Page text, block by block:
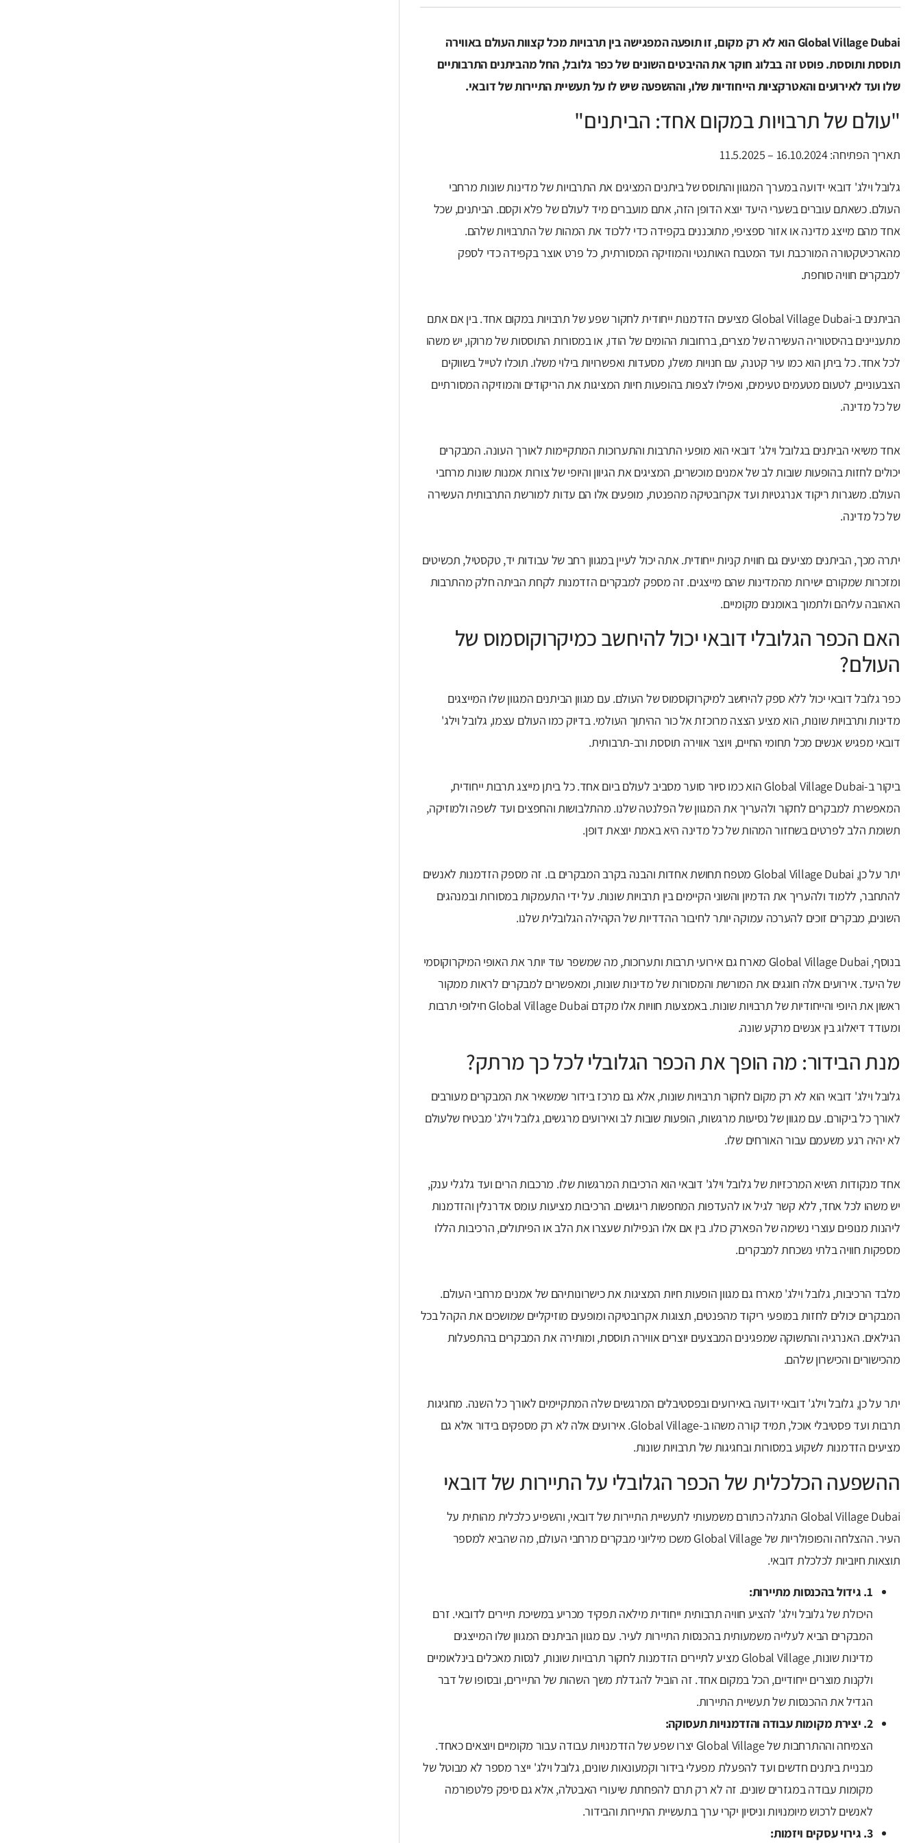
Global Village Dubai הוא לא רק מקום, זו תופעה המפגישה בין תרבויות מכל קצוות העולם באווירה
תוססת ותוססת. פוסט זה בבלוג חוקר את ההיבטים השונים של כפר גלובל, החל מהביתנים התרבותיים
שלו ועד לאירועים והאטרקציות הייחודיות שלו, וההשפעה שיש לו על תעשיית התיירות של דובאי.
"עולם של תרבויות במקום אחד: הביתנים"
תאריך הפתיחה: 16.10.2024 – 11.5.2025
גלובל וילג' דובאי ידועה במערך המגוון והתוסס של ביתנים המציגים את התרבויות של מדינות שונות מרחבי
העולם. כשאתם עוברים בשערי היעד יוצא הדופן הזה, אתם מועברים מיד לעולם של פלא וקסם. הביתנים, שכל
אחד מהם מייצג מדינה או אזור ספציפי, מתוכננים בקפידה כדי ללכוד את המהות של התרבויות שלהם.
מהארכיטקטורה המורכבת ועד המטבח האותנטי והמוזיקה המסורתית, כל פרט אוצר בקפידה כדי לספק
למבקרים חוויה סוחפת.
הביתנים ב-Global Village Dubai מציעים הזדמנות ייחודית לחקור שפע של תרבויות במקום אחד. בין אם אתם
מתעניינים בהיסטוריה העשירה של מצרים, ברחובות ההומים של הודו, או במסורות התוססות של מרוקו, יש משהו
לכל אחד. כל ביתן הוא כמו עיר קטנה, עם חנויות משלו, מסעדות ואפשרויות בילוי משלו. תוכלו לטייל בשווקים
הצבעוניים, לטעום מטעמים טעימים, ואפילו לצפות בהופעות חיות המציגות את הריקודים והמוזיקה המסורתיים
של כל מדינה.
אחד משיאי הביתנים בגלובל וילג' דובאי הוא מופעי התרבות והתערוכות המתקיימות לאורך העונה. המבקרים
יכולים לחזות בהופעות שובות לב של אמנים מוכשרים, המציגים את הגיוון והיופי של צורות אמנות שונות מרחבי
העולם. משגרות ריקוד אנרגטיות ועד אקרובטיקה מהפנטת, מופעים אלו הם עדות למורשת התרבותית העשירה
של כל מדינה.
יתרה מכך, הביתנים מציעים גם חווית קניות ייחודית. אתה יכול לעיין במגוון רחב של עבודות יד, טקסטיל, תכשיטים
ומזכרות שמקורם ישירות מהמדינות שהם מייצגים. זה מספק למבקרים הזדמנות לקחת הביתה חלק מהתרבות
האהובה עליהם ולתמוך באומנים מקומיים.
האם הכפר הגלובלי דובאי יכול להיחשב כמיקרוקוסמוס של
העולם?
כפר גלובל דובאי יכול ללא ספק להיחשב למיקרוקוסמוס של העולם. עם מגוון הביתנים המגוון שלו המייצגים
מדינות ותרבויות שונות, הוא מציע הצצה מרוכזת אל כור ההיתוך העולמי. בדיוק כמו העולם עצמו, גלובל וילג'
דובאי מפגיש אנשים מכל תחומי החיים, ויוצר אווירה תוססת ורב-תרבותית.
ביקור ב-Global Village Dubai הוא כמו סיור סוער מסביב לעולם ביום אחד. כל ביתן מייצג תרבות ייחודית,
המאפשרת למבקרים לחקור ולהעריך את המגוון של הפלנטה שלנו. מהתלבושות והחפצים ועד לשפה ולמוזיקה,
תשומת הלב לפרטים בשחזור המהות של כל מדינה היא באמת יוצאת דופן.
יתר על כן, Global Village Dubai מטפח תחושת אחדות והבנה בקרב המבקרים בו. זה מספק הזדמנות לאנשים
להתחבר, ללמוד ולהעריך את הדמיון והשוני הקיימים בין תרבויות שונות. על ידי התעמקות במסורות ובמנהגים
השונים, מבקרים זוכים להערכה עמוקה יותר לחיבור ההדדיות של הקהילה הגלובלית שלנו.
בנוסף, Global Village Dubai מארח גם אירועי תרבות ותערוכות, מה שמשפר עוד יותר את האופי המיקרוקוסמי
של היעד. אירועים אלה חוגגים את המורשת והמסורות של מדינות שונות, ומאפשרים למבקרים לראות ממקור
ראשון את היופי והייחודיות של תרבויות שונות. באמצעות חוויות אלו מקדם Global Village Dubai חילופי תרבות
ומעודד דיאלוג בין אנשים מרקע שונה.
מנת הבידור: מה הופך את הכפר הגלובלי לכל כך מרתק?
גלובל וילג' דובאי הוא לא רק מקום לחקור תרבויות שונות, אלא גם מרכז בידור שמשאיר את המבקרים מעורבים
לאורך כל ביקורם. עם מגוון של נסיעות מרגשות, הופעות שובות לב ואירועים מרגשים, גלובל וילג' מבטיח שלעולם
לא יהיה רגע משעמם עבור האורחים שלו.
אחד מנקודות השיא המרכזיות של גלובל וילג' דובאי הוא הרכיבות המרגשות שלו. מרכבות הרים ועד גלגלי ענק,
יש משהו לכל אחד, ללא קשר לגיל או להעדפות המחפשות ריגושים. הרכיבות מציעות עומס אדרנלין והזדמנות
ליהנות מנופים עוצרי נשימה של הפארק כולו. בין אם אלו הנפילות שעצרו את הלב או הפיתולים, הרכיבות הללו
מספקות חוויה בלתי נשכחת למבקרים.
מלבד הרכיבות, גלובל וילג' מארח גם מגוון הופעות חיות המציגות את כישרונותיהם של אמנים מרחבי העולם.
המבקרים יכולים לחזות במופעי ריקוד מהפנטים, תצוגות אקרובטיקה ומופעים מוזיקליים שמושכים את הקהל בכל
הגילאים. האנרגיה והתשוקה שמפגינים המבצעים יוצרים אווירה תוססת, ומותירה את המבקרים בהתפעלות
מהכישורים והכישרון שלהם.
יתר על כן, גלובל וילג' דובאי ידועה באירועים ובפסטיבלים המרגשים שלה המתקיימים לאורך כל השנה. מחגיגות
תרבות ועד פסטיבלי אוכל, תמיד קורה משהו ב-Global Village. אירועים אלה לא רק מספקים בידור אלא גם
מציעים הזדמנות לשקוע במסורות ובחגיגות של תרבויות שונות.
ההשפעה הכלכלית של הכפר הגלובלי על התיירות של דובאי
Global Village Dubai התגלה כתורם משמעותי לתעשיית התיירות של דובאי, והשפיע כלכלית מהותית על
העיר. ההצלחה והפופולריות של Global Village משכו מיליוני מבקרים מרחבי העולם, מה שהביא למספר
תוצאות חיוביות לכלכלת דובאי.
1. גידול בהכנסות מתיירות:
היכולת של גלובל וילג' להציע חוויה תרבותית ייחודית מילאה תפקיד מכריע במשיכת תיירים לדובאי. זרם
המבקרים הביא לעלייה משמעותית בהכנסות התיירות לעיר. עם מגוון הביתנים המגוון שלו המייצגים
מדינות שונות, Global Village מציע לתיירים הזדמנות לחקור תרבויות שונות, לנסות מאכלים בינלאומיים
ולקנות מוצרים ייחודיים, הכל במקום אחד. זה הוביל להגדלת משך השהות של התיירים, ובסופו של דבר
הגדיל את ההכנסות של תעשיית התיירות.
2. יצירת מקומות עבודה והזדמנויות תעסוקה:
הצמיחה וההתרחבות של Global Village יצרו שפע של הזדמנויות עבודה עבור מקומיים ויוצאים כאחד.
מבניית ביתנים חדשים ועד להפעלת מפעלי בידור וקמעונאות שונים, גלובל וילג' ייצר מספר לא מבוטל של
מקומות עבודה במגזרים שונים. זה לא רק תרם להפחתת שיעורי האבטלה, אלא גם סיפק פלטפורמה
לאנשים לרכוש מיומנויות וניסיון יקרי ערך בתעשיית התיירות והבידור.
3. גירוי עסקים ויזמות: